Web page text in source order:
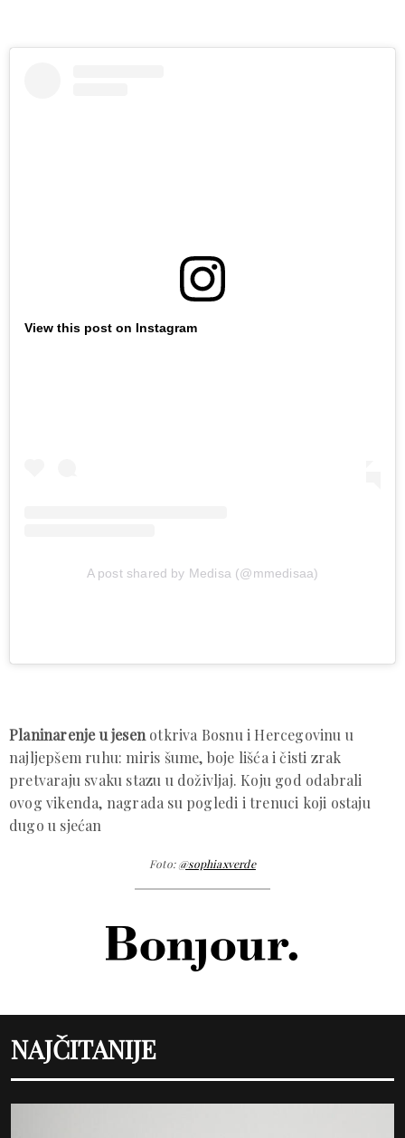
View this post on Instagram
A post shared by Medisa (@mmedisaa)
Planinarenje u jesen otkriva Bosnu i Hercegovinu u
najljepšem ruhu: miris šume, boje lišća i čisti zrak
pretvaraju svaku stazu u doživljaj. Koju god odabrali
ovog vikenda, nagrada su pogledi i trenuci koji ostaju
dugo u sjećan
Foto:@sophiaxverde
NAJČITANIJE